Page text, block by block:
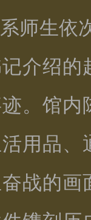
生依次
介绍
。馆
用品
战的